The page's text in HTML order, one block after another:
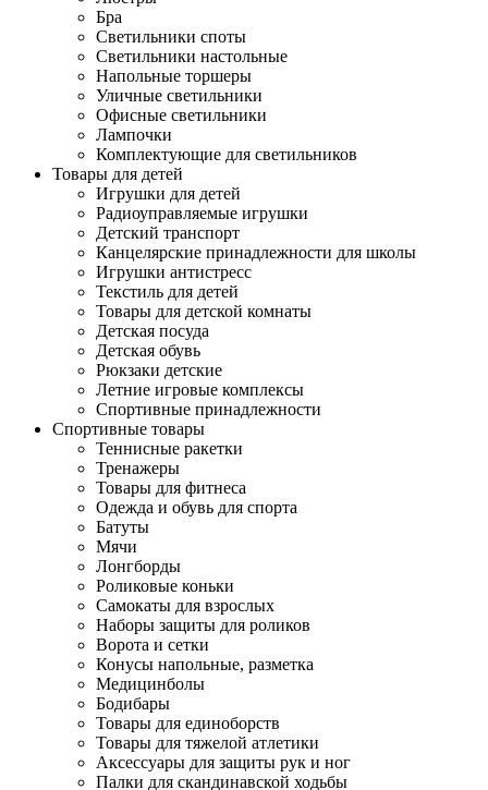
Бра
Светильники споты
Светильники настольные
Напольные торшеры
Уличные светильники
Офисные светильники
Лампочки
Комплектующие для светильников
Товары для детей
Игрушки для детей
Радиоуправляемые игрушки
Детский транспорт
Канцелярские принадлежности для школы
Игрушки антистресс
Текстиль для детей
Товары для детской комнаты
Детская посуда
Детская обувь
Рюкзаки детские
Летние игровые комплексы
Спортивные принадлежности
Спортивные товары
Теннисные ракетки
Тренажеры
Товары для фитнеса
Одежда и обувь для спорта
Батуты
Мячи
Лонгборды
Роликовые коньки
Самокаты для взрослых
Наборы защиты для роликов
Ворота и сетки
Конусы напольные, разметка
Медицинболы
Бодибары
Товары для единоборств
Товары для тяжелой атлетики
Аксессуары для защиты рук и ног
Палки для скандинавской ходьбы